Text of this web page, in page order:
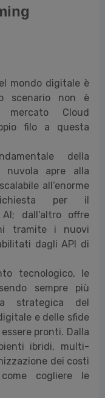
mondo digitale è
scenario non è
Cloud
filo a questa
della
apre alla
all’enorme
richiesta per il
dall’altro offre
tramite i nuovi
dagli API di
tecnologico, le
sempre più
strategica del
e delle sfide
pronti. Dalla
ibridi, multi-
dei costi
cogliere le